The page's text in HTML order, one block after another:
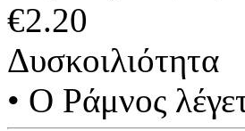
€2.20
Δυσκοιλιότητα
• Ο Ράμνος